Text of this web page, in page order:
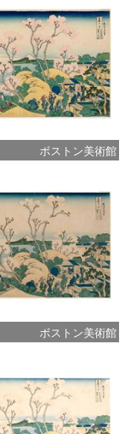
ボストン美術館
ボストン美術館